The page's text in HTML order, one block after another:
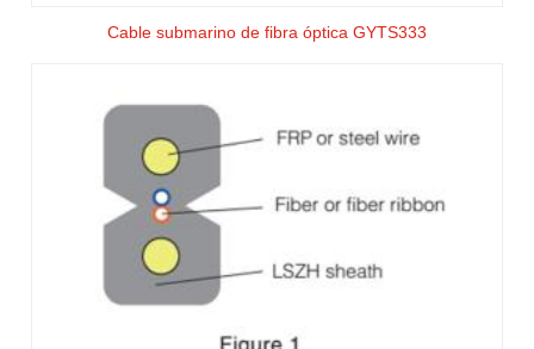
Cable submarino de fibra óptica GYTS333